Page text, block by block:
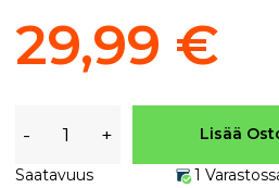
29,99 €
- + Lisää
Saatavuus
1